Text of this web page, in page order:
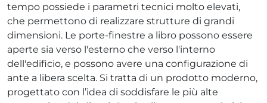
tempo possiede i parametri tecnici molto elevati,
che permettono di realizzare strutture di grandi
dimensioni. Le porte-finestre a libro possono essere
aperte sia verso l'esterno che verso l'interno
dell'edificio, e possono avere una configurazione di
ante a libera scelta. Si tratta di un prodotto moderno,
progettato con l’idea di soddisfare le più alte